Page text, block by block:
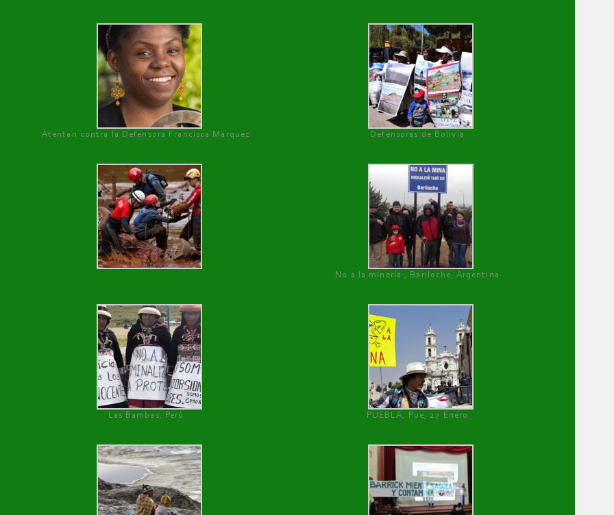
Atentan contra la Defensora Francisca Márquez Defensoras de Bolivia
No a la minería , Bariloche, Argentina
Las Bambas, Perú PUEBLA, Pue, 27 Enero